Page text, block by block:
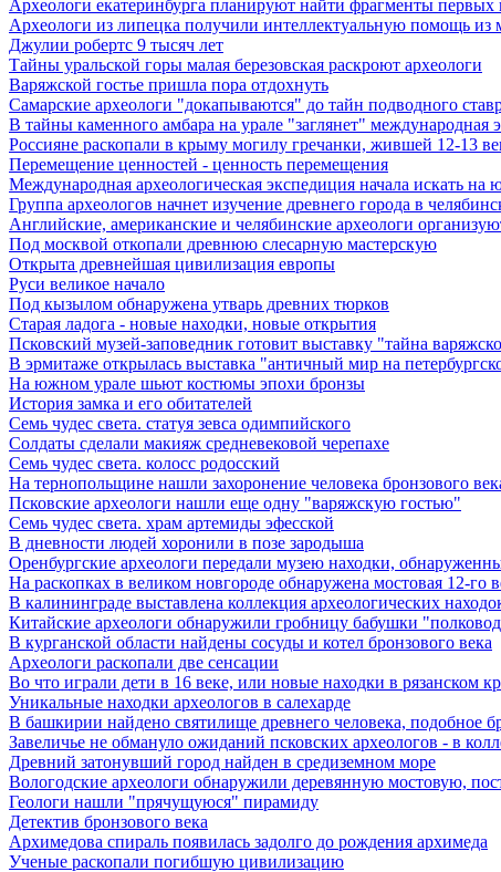
Археологи екатеринбурга планируют найти фрагменты первых
Археологи из липецка получили интеллектуальную помощь из
Джулии робертс 9 тысяч лет
Тайны уральской горы малая березовская раскроют археологи
Варяжской гостье пришла пора отдохнуть
Самарские археологи "докапываются" до тайн подводного
В тайны каменного амбара на урале "заглянет" международная
Россияне раскопали в крыму могилу гречанки, жившей 12-13
Перемещение ценностей - ценность перемещения
Международная археологическая экспедиция начала искать на
Группа археологов начнет изучение древнего города в
Английские, американские и челябинские археологи
Под москвой откопали древнюю слесарную мастерскую
Открыта древнейшая цивилизация европы
Руси великое начало
Под кызылом обнаружена утварь древних тюрков
Старая ладога - новые находки, новые открытия
Псковский музей-заповедник готовит выставку "тайна
В эрмитаже открылась выставка "античный мир на
На южном урале шьют костюмы эпохи бронзы
История замка и его обитателей
Семь чудес света. статуя зевса одимпийского
Солдаты сделали макияж средневековой черепахе
Семь чудес света. колосс родосский
На тернопольщине нашли захоронение человека бронзового
Псковские археологи нашли еще одну "варяжскую гостью"
Семь чудес света. храм артемиды эфесской
В дневности людей хоронили в позе зародыша
Оренбургские археологи передали музею находки,
На раскопках в великом новгороде обнаружена мостовая 12-го
В калининграде выставлена коллекция археологических
Китайские археологи обнаружили гробницу бабушки
В курганской области найдены сосуды и котел бронзового века
Археологи раскопали две сенсации
Во что играли дети в 16 веке, или новые находки в рязанском
Уникальные находки археологов в салехарде
В башкирии найдено святилище древнего человека, подобное
Завеличье не обмануло ожиданий псковских археологов - в
Древний затонувший город найден в средиземном море
Вологодские археологи обнаружили деревянную мостовую,
Геологи нашли "прячущуюся" пирамиду
Детектив бронзового века
Архимедова спираль появилась задолго до рождения архимеда
Ученые раскопали погибшую цивилизацию